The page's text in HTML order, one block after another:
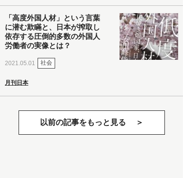
「高度外国人材」という言葉
に潜む欺瞞と、日本が搾取し
依存する圧倒的多数の外国人
労働者の実像とは？
2021.05.01 社会
月刊日本
以前の記事をもっと見る